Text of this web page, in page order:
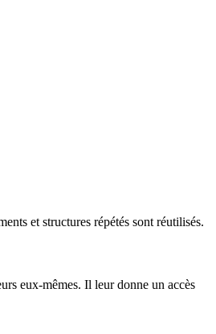
et structures répétés sont réutilisés.
eux-mêmes. Il leur donne un accès